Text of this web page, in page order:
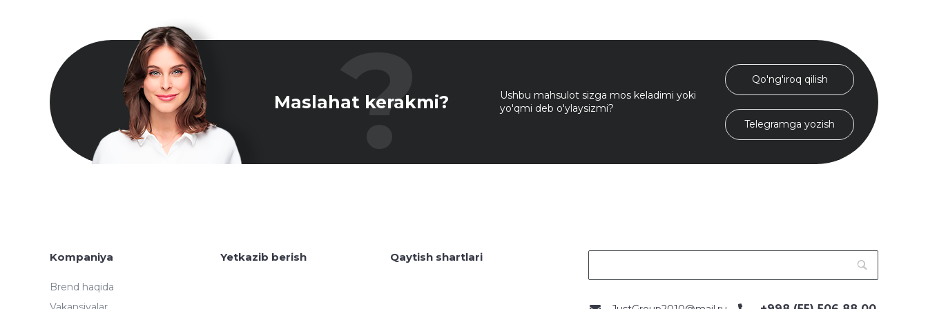
Maslahat kerakmi?
Ushbu mahsulot sizga mos keladimi yoki
yo'qmi deb o'ylaysizmi?
Qo'ng'iroq qilish
Telegramga yozish
Kompaniya
Brend haqida
Yetkazib berish Qaytish shartlari